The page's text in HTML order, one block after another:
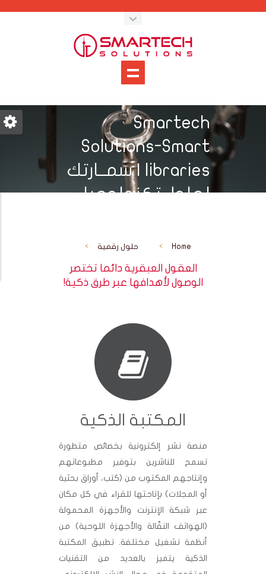
Smartech
Solutions-Smart
libraries | سمــارتك
لحلول تكنولوجيا
Home
> حلول رقمية >
العقول العبقرية دائما تختصر
الوصول لأهدافها عبر طرق ذكية!
المكتبة الذكية
منصة نشر إلكترونية بخصائص متطورة
تسمح للناشرين بتوفير مطبوعاتهم
وإنتاجهم المكتوب من (كتب، أوراق بحثية
أو المجلات) بإتاحتها للقراء في كل مكان
عبر شبكة الإنترنت والأجهزة المحمولة
(الهواتف النقّالة والأجهزة اللوحية) من
أنظمة تشغيل مختلفة. تطبيق المكتبة
الذكية يتميز بالعديد من التقنيات